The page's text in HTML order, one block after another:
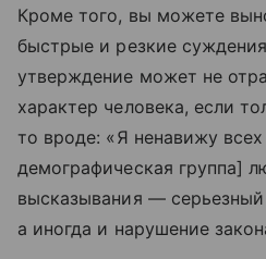
Кроме того, вы можете
быстрые и резкие
утверждение может не
характер человека, если
то вроде: «Я ненавижу
демографическая группа]
высказывания —
а иногда и нарушение